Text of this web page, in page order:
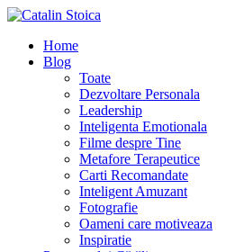
Home
Blog
Toate
Dezvoltare Personala
Leadership
Inteligenta Emotionala
Filme despre Tine
Metafore Terapeutice
Carti Recomandate
Inteligent Amuzant
Fotografie
Oameni care motiveaza
Inspiratie